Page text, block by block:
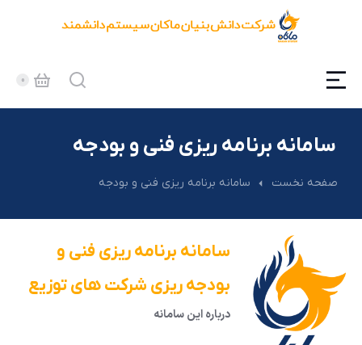
سامانه برنامه ریزی فنی و بودجه
مکان شما:
صفحه نخست سامانه برنامه ریزی فنی و بودجه
سامانه برنامه ریزی فنی و
بودجه ریزی شرکت های توزیع
درباره این سامانه